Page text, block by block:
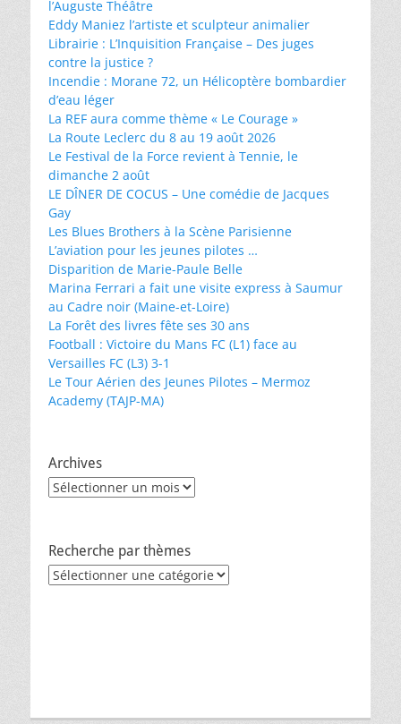
l’Auguste Théâtre
Eddy Maniez l’artiste et sculpteur animalier
Librairie : L’Inquisition Française – Des juges
contre la justice ?
Incendie : Morane 72, un Hélicoptère bombardier
d’eau léger
La REF aura comme thème « Le Courage »
La Route Leclerc du 8 au 19 août 2026
Le Festival de la Force revient à Tennie, le
dimanche 2 août
LE DÎNER DE COCUS – Une comédie de Jacques
Gay
Les Blues Brothers à la Scène Parisienne
L’aviation pour les jeunes pilotes …
Disparition de Marie-Paule Belle
Marina Ferrari a fait une visite express à Saumur
au Cadre noir (Maine-et-Loire)
La Forêt des livres fête ses 30 ans
Football : Victoire du Mans FC (L1) face au
Versailles FC (L3) 3-1
Le Tour Aérien des Jeunes Pilotes – Mermoz
Academy (TAJP-MA)
Archives
Archives
Recherche par thèmes
Recherche